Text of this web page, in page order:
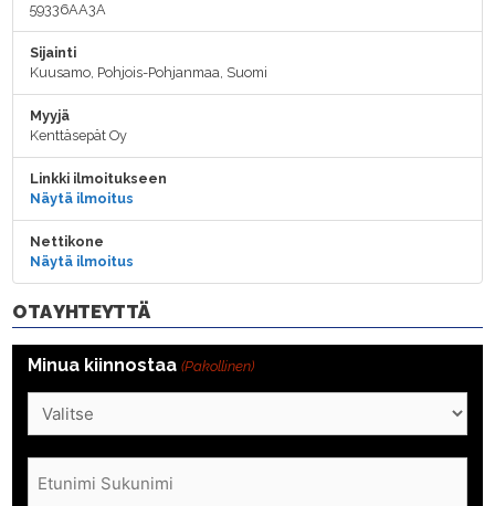
59336AA3A
Sijainti
Kuusamo, Pohjois-Pohjanmaa, Suomi
Myyjä
Kenttäsepät Oy
Linkki ilmoitukseen
Näytä ilmoitus
Nettikone
Näytä ilmoitus
OTA YHTEYTTÄ
Minua kiinnostaa (Pakollinen)
Nimi
(Pakollinen)